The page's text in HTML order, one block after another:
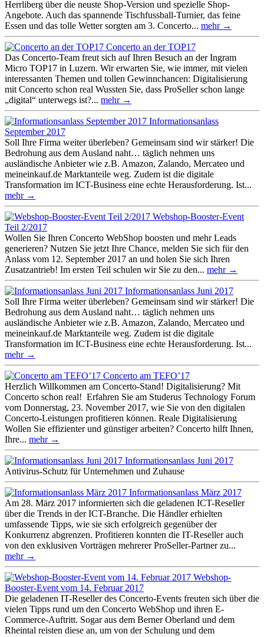
Herrliberg über die neuste Shop-Version und spezielle Shop-
Angebote. Auch das spannende Tischfussball-Turnier, das feine
Essen und das tolle Wetter sorgten am 3. Concerto... mehr →
Concerto an der TOP17
Das Concerto-Team freut sich auf Ihren Besuch an der Ingram
Micro TOP17 in Luzern. Wir erwarten Sie, wie immer, mit vielen
interessanten Themen und tollen Gewinnchancen: Digitalisierung
mit Concerto schon real Wussten Sie, dass ProSeller schon lange
„digital“ unterwegs ist?... mehr →
Informationsanlass
September 2017
Soll Ihre Firma weiter überleben? Gemeinsam sind wir stärker! Die
Bedrohung aus dem Ausland naht… täglich nehmen uns
ausländische Anbieter wie z.B. Amazon, Zalando, Mercateo und
meineinkauf.de Marktanteile weg. Zudem ist die digitale
Transformation im ICT-Business eine echte Herausforderung. Ist...
mehr →
Webshop-Booster-Event
Teil 2/2017
Wollen Sie Ihren Concerto WebShop boosten und mehr Leads
generieren? Nutzen Sie jetzt Ihre Chance, melden Sie sich für den
Anlass vom 12. September 2017 an und holen Sie sich Ihren
Zusatzantrieb! Im ersten Teil schulen wir Sie zu den... mehr →
Informationsanlass Juni 2017
Soll Ihre Firma weiter überleben? Gemeinsam sind wir stärker! Die
Bedrohung aus dem Ausland naht… täglich nehmen uns
ausländische Anbieter wie z.B. Amazon, Zalando, Mercateo und
meineinkauf.de Marktanteile weg. Zudem ist die digitale
Transformation im ICT-Business eine echte Herausforderung. Ist...
mehr →
Concerto am TEFO’17
Herzlich Willkommen am Concerto-Stand! Digitalisierung? Mit
Concerto schon real! Erfahren Sie am Studerus Technology Forum
vom Donnerstag, 23. November 2017, wie Sie von den digitalen
Concerto-Leistungen profitieren können. Reale Digitalisierung
Wollen Sie effizienter und günstiger arbeiten? Concerto hilft Ihnen,
Ihre... mehr →
Informationsanlass Juni 2017
Antivirus-Schutz für Unternehmen und Zuhause
Informationsanlass März 2017
Am 28. März 2017 informierten sich die geladenen ICT-Reseller
über die Trends in der ICT-Branche. Die Händler erhielten
umfassende Tipps, wie sie sich erfolgreich gegenüber der
Konkurrenz abgrenzen. Profitieren konnten die IT-Reseller auch
von den exklusiven Vorträgen mehrerer ProSeller-Partner zu...
mehr →
Webshop-
Booster-Event vom 14. Februar 2017
Die geladenen IT-Reseller des Concerto-Events freuten sich über die
vielen Tipps rund um den Concerto WebShop und ihren E-
Commerce-Auftritt. Sogar aus dem Berner Oberland und dem
Rheintal reisten diese an, um von der Schulung und dem